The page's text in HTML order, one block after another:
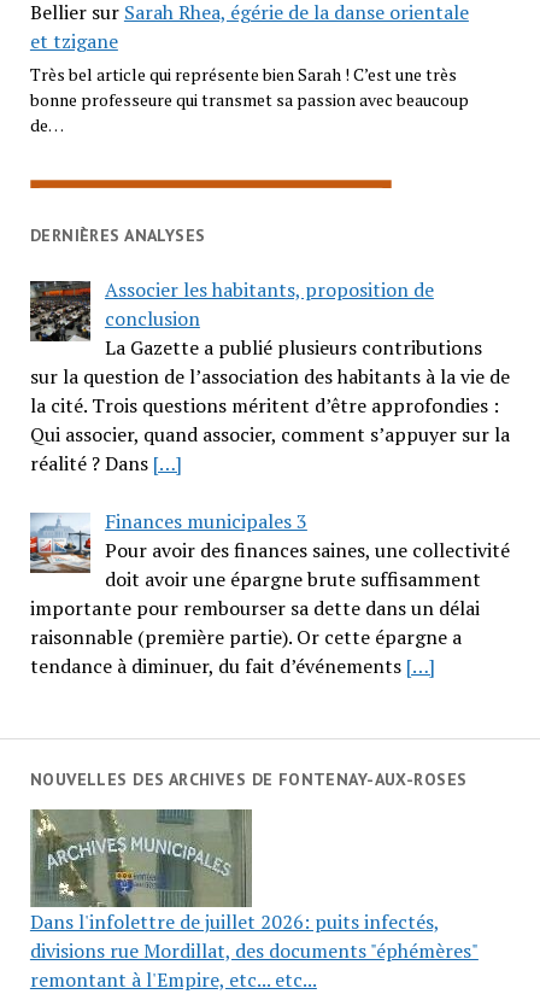
Belliersur Sarah Rhea, égérie de la danse orientale
et tzigane
Très bel article qui représente bien Sarah ! C’est une très
bonne professeure qui transmet sa passion avec beaucoup
de…
DERNIÈRES ANALYSES
Associer les habitants, proposition de
conclusion
La Gazette a publié plusieurs contributions
sur la question de l’association des habitants à la vie de
la cité. Trois questions méritent d’être approfondies :
Qui associer, quand associer, comment s’appuyer sur la
réalité ? Dans […]
Finances municipales 3
Pour avoir des finances saines, une collectivité
doit avoir une épargne brute suffisamment
importante pour rembourser sa dette dans un délai
raisonnable (première partie). Or cette épargne a
tendance à diminuer, du fait d’événements […]
NOUVELLES DES ARCHIVES DE FONTENAY-AUX-ROSES
Dans l'infolettre de juillet 2026: puits infectés,
divisions rue Mordillat, des documents "éphémères"
remontant à l'Empire, etc... etc...